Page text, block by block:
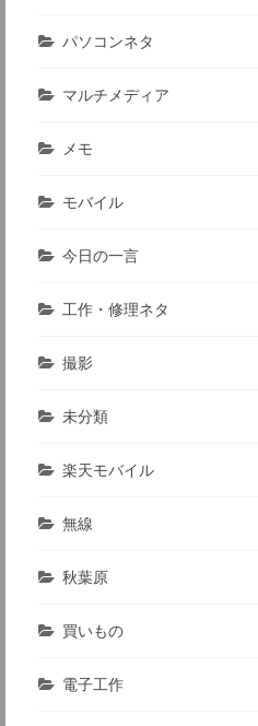
パソコンネタ
マルチメディア
メモ
モバイル
今日の一言
工作・修理ネタ
撮影
未分類
楽天モバイル
無線
秋葉原
買いもの
電子工作